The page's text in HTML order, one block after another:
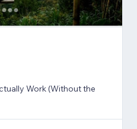
Work (Without the